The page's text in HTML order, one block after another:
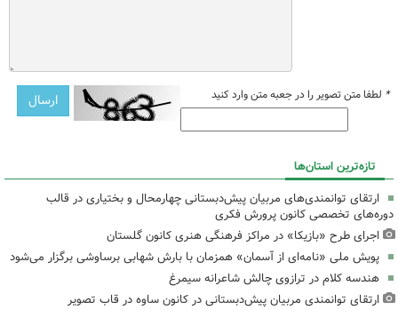
* لطفا متن تصویر را در جعبه متن وارد کنید
تازه‌ترین استان‌ها
ارتقای توانمندی‌های مربیان پیش‌دبستانی چهارمحال و بختیاری در قالب
دوره‌های تخصصی کانون پرورش فکری
اجرای طرح «بازیکا» در مراکز فرهنگی هنری کانون گلستان
پویش ملی «نامه‌ای از آسمان» همزمان با بارش شهابی برساوشی برگزار می‌شود
هندسه کلام در ترازوی چالش شاعرانه سیمرغ
ارتقای توانمندی مربیان پیش‌دبستانی در کانون ساوه در قاب تصویر